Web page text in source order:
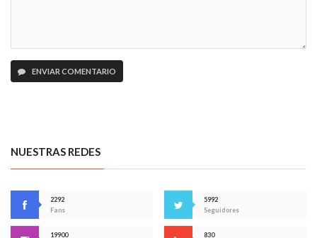
ENVIAR COMENTARIO
NUESTRAS REDES
2292
Fans
5992
Seguidores
19900 830